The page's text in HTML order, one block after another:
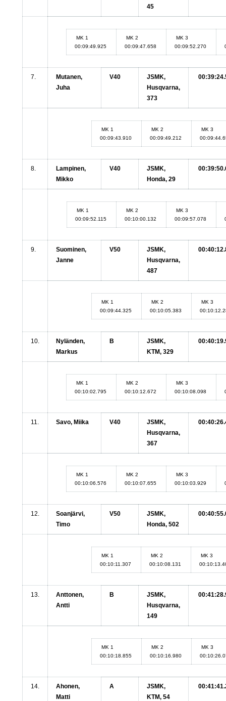
45
MK 1
00:09:49.925
MK 2
00:09:47.658
MK 3
00:09:52.270
7.
Mutanen,
Juha
V40
JSMK,
Husqvarna,
373
MK 1
00:09:43.910
MK 2
00:09:49.212
MK 3
8.
Lampinen,
Mikko
V40
JSMK,
Honda, 29
MK 1
00:09:52.115
MK 2
00:10:00.132
MK 3
00:09:57.078
9.
Suominen,
Janne
V50
JSMK,
Husqvarna,
487
MK 1
00:09:44.325
MK 2
00:10:05.383
MK 3
10.
Nyländen,
Markus
B
JSMK,
KTM, 329
MK 1
00:10:02.795
MK 2
00:10:12.672
MK 3
00:10:08.098
11. Savo, Miika V40
JSMK,
Husqvarna,
367
MK 1
00:10:06.576
MK 2
00:10:07.655
MK 3
00:10:03.929
12.
Soanjärvi,
Timo
V50
JSMK,
Honda, 502
MK 1
00:10:11.307
MK 2
00:10:08.131
MK 3
13.
Anttonen,
Antti
B
JSMK,
Husqvarna,
149
MK 1
00:10:18.855
MK 2
00:10:16.980
MK 3
14.
Ahonen,
Matti
A
JSMK,
KTM, 54